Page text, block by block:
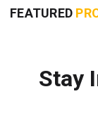
FEATURED
Stay